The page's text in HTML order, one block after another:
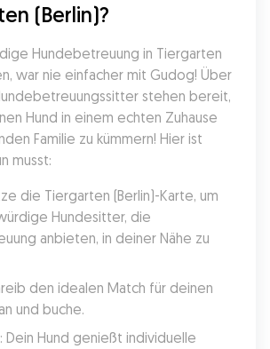
(Berlin)?
Hundebetreuung in Tiergarten
war nie einfacher mit Gudog! Über
stehen bereit,
Hund in einem echten Zuhause
Familie zu kümmern! Hier ist
musst:
die Tiergarten (Berlin)-Karte, um
Hundesitter, die
anbieten, in deiner Nähe zu
den idealen Match für deinen
und buche.
Dein Hund genießt individuelle